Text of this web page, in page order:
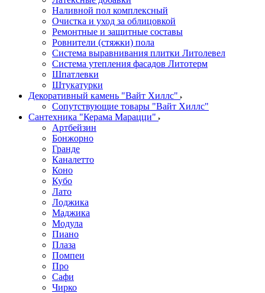
Наливной пол комплексный
Очистка и уход за облицовкой
Ремонтные и защитные составы
Ровнители (стяжки) пола
Система выравнивания плитки Литолевел
Система утепления фасадов Литотерм
Шпатлевки
Штукатурки
Декоративный камень "Вайт Хиллс"
Сопутствующие товары "Вайт Хиллс"
Сантехника "Керама Марацци"
Артбейзин
Бонжорно
Гранде
Каналетто
Коно
Кубо
Лато
Лоджика
Маджика
Модула
Пиано
Плаза
Помпеи
Про
Сафи
Чирко